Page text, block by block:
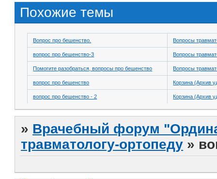
Похожие темы
Вопрос про бешенство. Вопросы
вопрос про бешенство-3 Вопросы
Помогите разобраться, вопросы про бешенство Вопросы
вопрос про бешенство Корзина (Архив
вопрос про бешенство - 2 Корзина (Архив
» Врачебный форум
травматологу-ортопеду »